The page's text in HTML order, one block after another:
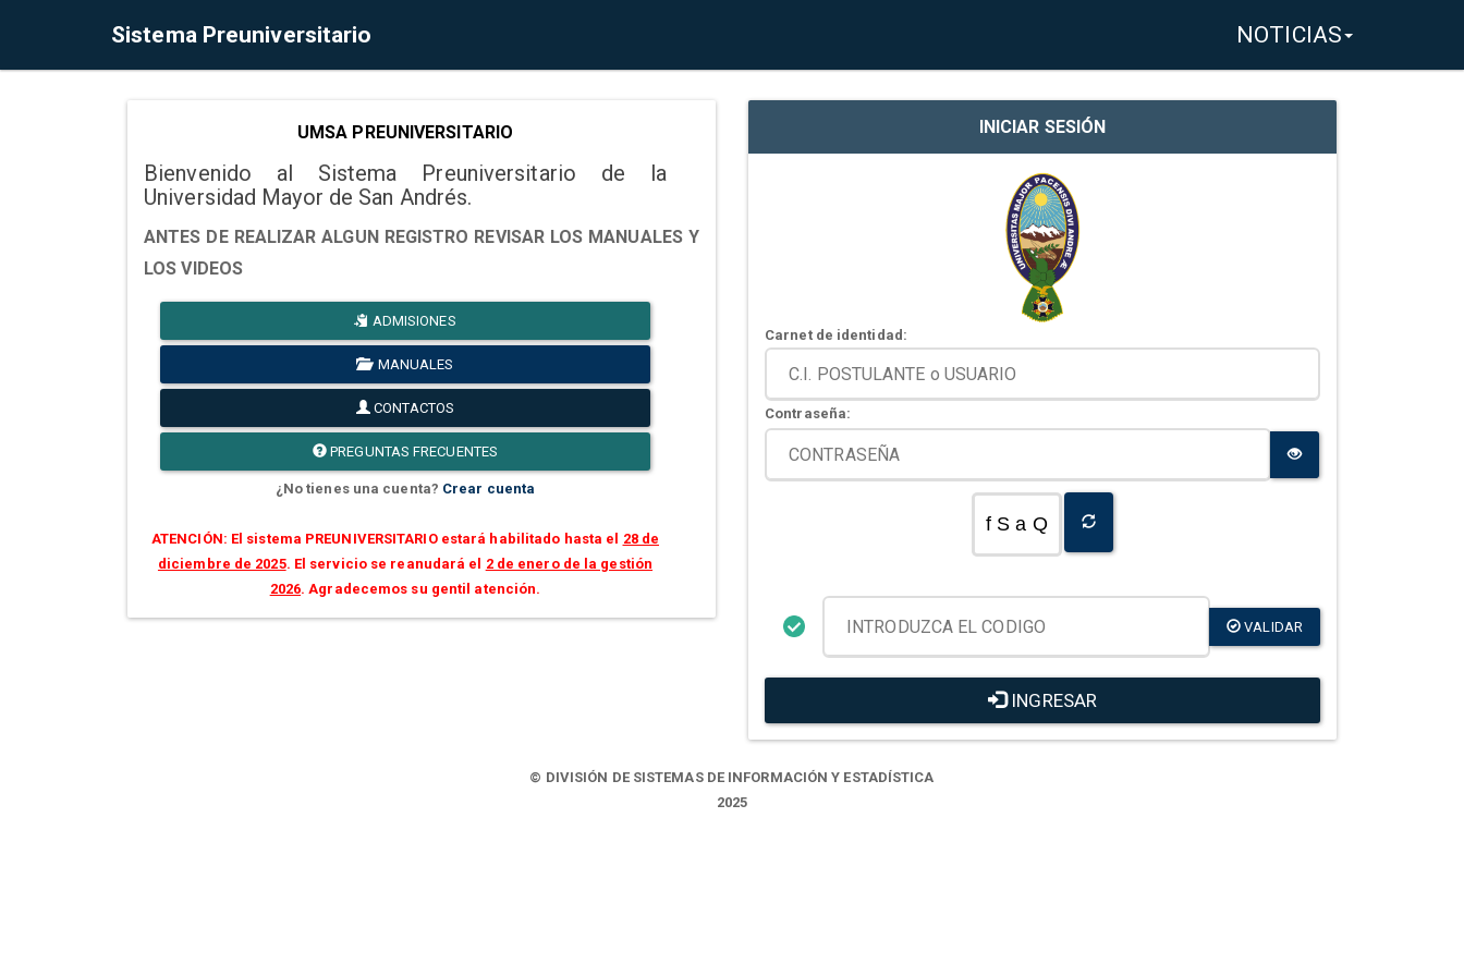
Sistema Preuniversitario NOTICIAS
UMSA PREUNIVERSITARIO
Bienvenido al Sistema Preuniversitario de la
Universidad Mayor de San Andrés.
ANTES DE REALIZAR ALGUN REGISTRO REVISAR LOS MANUALES Y
LOS VIDEOS
ADMISIONES
MANUALES
CONTACTOS
PREGUNTAS FRECUENTES
¿No tienes una cuenta? Crear cuenta
ATENCIÓN: El sistema PREUNIVERSITARIO estará habilitado hasta el 28 de
diciembre de 2025. El servicio se reanudará el 2 de enero de la gestión
2026. Agradecemos su gentil atención.
INICIAR SESIÓN
Carnet de identidad:
Contraseña:
f S a Q
VALIDAR
INGRESAR
© DIVISIÓN DE SISTEMAS DE INFORMACIÓN Y ESTADÍSTICA
2025